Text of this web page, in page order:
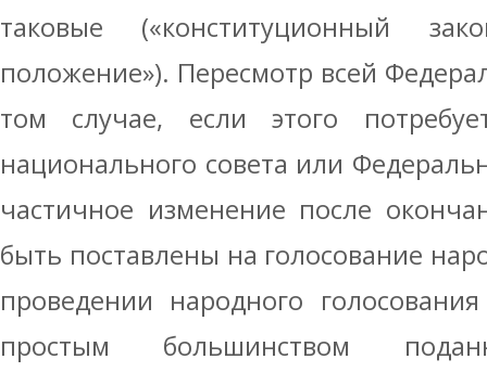
таковые («конституционный
положение»). Пересмотр всей
том случае, если этого
национального совета или
частичное изменение после
быть поставлены на голосование
проведении народного
простым большинством